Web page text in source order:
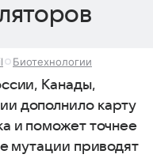
Биотехнологии
Канады,
дополнило карту
и поможет точнее
мутации приводят